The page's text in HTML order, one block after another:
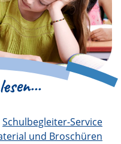
Schulbegleiter-Service
und Broschüren